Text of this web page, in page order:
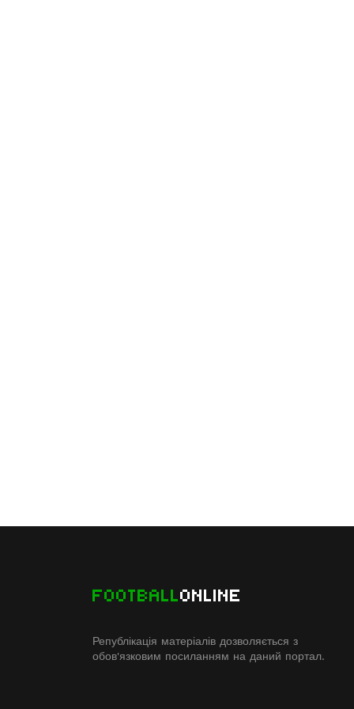
FOOTBALLONLINE
Републікація матеріалів дозволяється з
обов'язковим посиланням на даний портал.